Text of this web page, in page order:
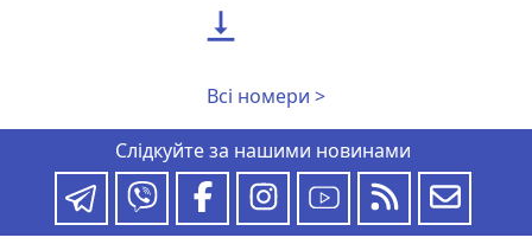

Всі номери >
Слідкуйте за нашими новинами